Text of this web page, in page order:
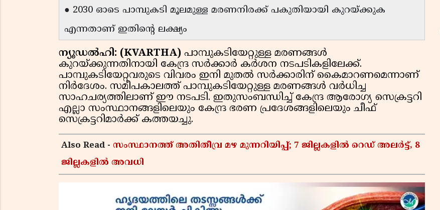
● 2030 ഓടെ പാമ്പുകടി മൂലമുള്ള മരണനിരക്ക് പകുതിയായി കുറയ്ക്കുക
എന്നതാണ് ഇതിന്റെ ലക്ഷ്യം
ന്യൂഡൽഹി: (KVARTHA) പാമ്പുകടിയേറ്റുള്ള മരണങ്ങൾ
കുറയ്ക്കുന്നതിനായി കേന്ദ്ര സർക്കാർ കർശന നടപടികളിലേക്ക്.
പാമ്പുകടിയേറ്റവരുടെ വിവരം ഇനി മുതൽ സർക്കാരിന് കൈമാറണമെന്നാണ്
നിർദേശം. സമീപകാലത്ത് പാമ്പുകടിയേറ്റുള്ള മരണങ്ങൾ വർധിച്ച
സാഹചര്യത്തിലാണ് ഈ നടപടി. ഇതുസംബന്ധിച്ച് കേന്ദ്ര ആരോഗ്യ സെക്രട്ടറി
എല്ലാ സംസ്ഥാനങ്ങളിലെയും കേന്ദ്ര ഭരണ പ്രദേശങ്ങളിലെയും ചീഫ്
സെക്രട്ടറിമാർക്ക് കത്തയച്ചു.
Also Read - സംസ്ഥാനത്ത് അതിതീവ്ര മഴ മുന്നറിയിപ്പ്; 7 ജില്ലകളിൽ റെഡ് അലർട്ട്, 8
ജില്ലകളിൽ അവധി